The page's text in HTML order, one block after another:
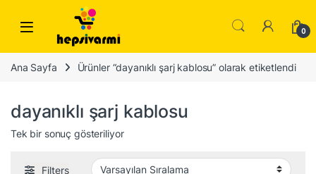
Skip to navigation
0
Ana Sayfa Ürünler “dayanıklı şarj kablosu” olarak etiketlendi
dayanıklı şarj kablosu
Tek bir sonuç gösteriliyor
Filters